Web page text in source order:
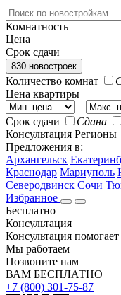
Комнатность
Цена
Срок сдачи
830 новостроек
Количество комнат
Цена квартиры
–
Срок сдачи
Сдана
Консультация Регионы
Предложения в:
Архангельск
Краснодар Мариуполь
Северодвинск Сочи
Избранное
Бесплатно
Консультация
Консультация
Мы работаем
Позвоните нам
ВАМ БЕСПЛАТНО
+7 (800) 301-75-87